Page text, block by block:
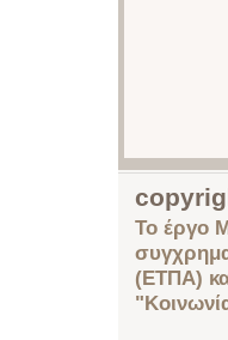
Το έργο
(ΕΤΠΑ)